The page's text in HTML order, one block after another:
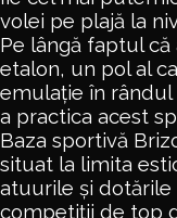
volei pe plajă la
Pe lângă faptul
etalon, un pol al
emulație în
a practica acest
Baza sportivă
situat la limita
atuurile și dotările
competiții de top